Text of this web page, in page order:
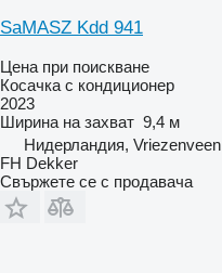
SaMASZ Kdd 941
Цена при поискване
Косачка с кондиционер
2023
Ширина на захват 9,4 м
Нидерландия, Vriezenveen
FH Dekker
Свържете се с продавача